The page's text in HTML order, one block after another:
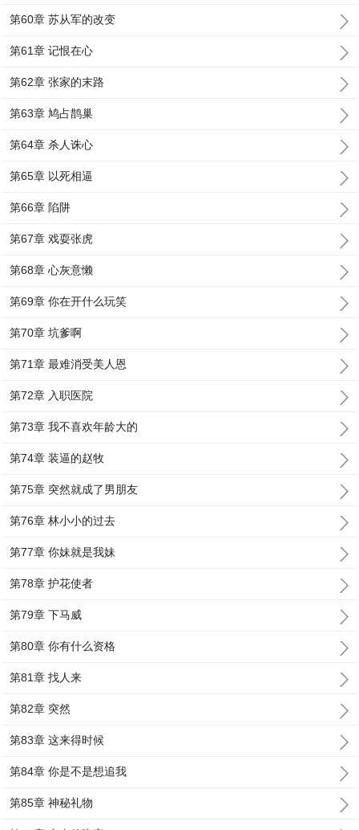
第60章 苏从军的改变
第61章 记恨在心
第62章 张家的末路
第63章 鸠占鹊巢
第64章 杀人诛心
第65章 以死相逼
第66章 陷阱
第67章 戏耍张虎
第68章 心灰意懒
第69章 你在开什么玩笑
第70章 坑爹啊
第71章 最难消受美人恩
第72章 入职医院
第73章 我不喜欢年龄大的
第74章 装逼的赵牧
第75章 突然就成了男朋友
第76章 林小小的过去
第77章 你妹就是我妹
第78章 护花使者
第79章 下马威
第80章 你有什么资格
第81章 找人来
第82章 突然
第83章 这来得时候
第84章 你是不是想追我
第85章 神秘礼物